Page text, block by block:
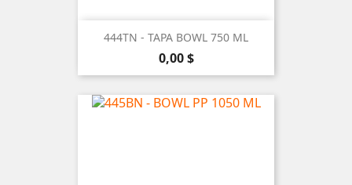
444TN - TAPA BOWL 750 ML
Precio
0,00 $